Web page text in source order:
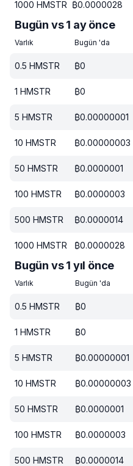
1000 HMSTR ₿0.0000028
Bugün vs 1 ay önce
Varlık Bugün 'da
0.5 HMSTR ₿0
1 HMSTR ₿0
5 HMSTR ₿0.00000001
10 HMSTR ₿0.00000003
50 HMSTR ₿0.0000001
100 HMSTR ₿0.0000003
500 HMSTR ₿0.0000014
1000 HMSTR ₿0.0000028
Bugün vs 1 yıl önce
Varlık Bugün 'da
0.5 HMSTR ₿0
1 HMSTR ₿0
5 HMSTR ₿0.00000001
10 HMSTR ₿0.00000003
50 HMSTR ₿0.0000001
100 HMSTR ₿0.0000003
500 HMSTR ₿0.0000014